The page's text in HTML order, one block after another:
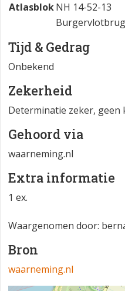
AtlasblokNH 14-52-13
Burgervlotbrug
Tijd & Gedrag
Onbekend
Zekerheid
Determinatie zeker, geen
Gehoord via
waarneming.nl
Extra informatie
1 ex.
Waargenomen door:
Bron
waarneming.nl